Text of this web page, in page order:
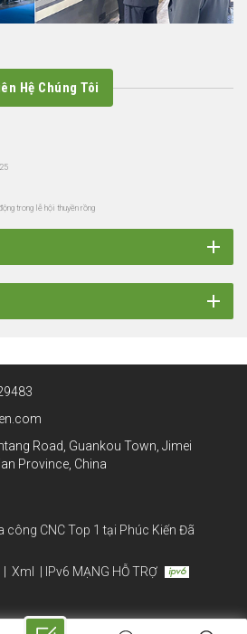
Hệ Chúng Tôi
trong lễ hội thuyền rồng
Road, Guankou Town, Jimei
Province, China
CNC Top 1 tại Phúc Kiến Đã
Xml IPv6 MẠNG HỖ TRỢ